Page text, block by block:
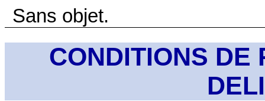
Sans objet.
CONDITIONS DE